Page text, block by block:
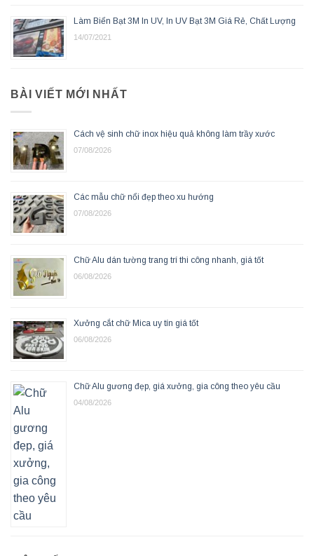
Làm Biển Bạt 3M In UV, In UV Bạt 3M Giá Rẻ, Chất Lượng
14/07/2021
BÀI VIẾT MỚI NHẤT
Cách vệ sinh chữ inox hiệu quả không làm trầy xước
07/08/2026
Các mẫu chữ nổi đẹp theo xu hướng
07/08/2026
Chữ Alu dán tường trang trí thi công nhanh, giá tốt
06/08/2026
Xưởng cắt chữ Mica uy tín giá tốt
06/08/2026
Chữ Alu gương đẹp, giá xưởng, gia công theo yêu cầu
04/08/2026